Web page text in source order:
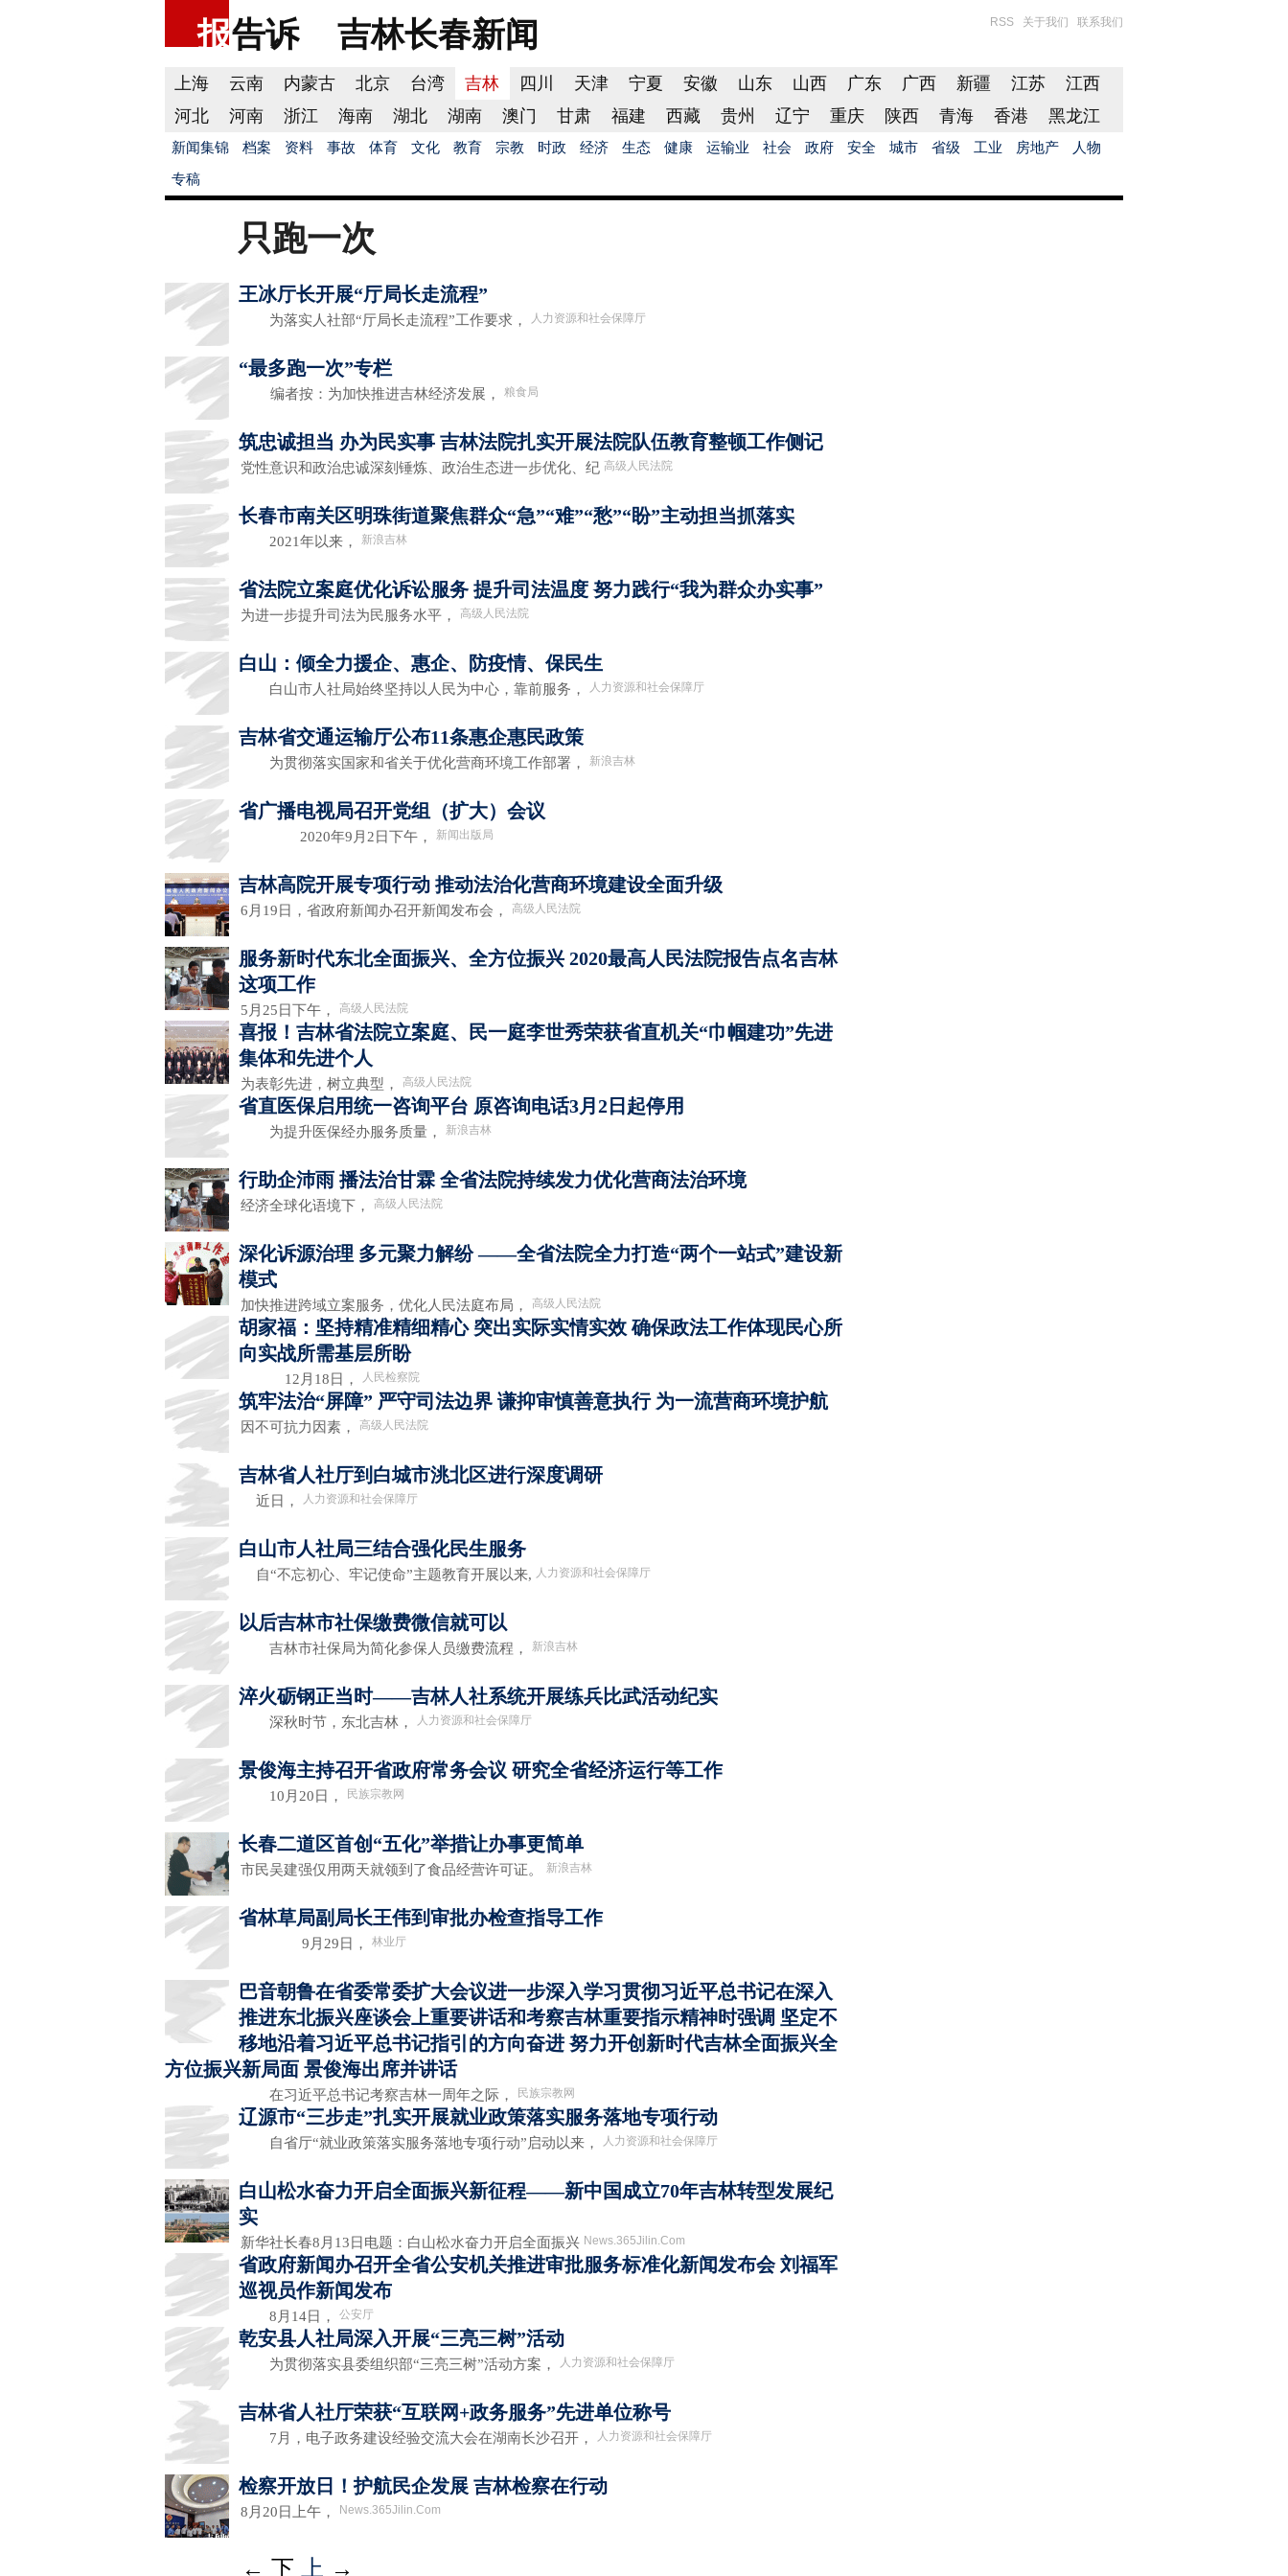
报告诉 吉林长春新闻 RSS 关于我们 联系我们
上海 云南 内蒙古 北京 台湾 吉林 四川 天津 宁夏 安徽 山东 山西 广东 广西 新疆 江苏
江西
河北
河南 浙江 海南 湖北 湖南 澳门 甘肃 福建 西藏 贵州 辽宁 重庆 陕西 青海 香港 黑龙江
新闻集锦 档案 资料 事故 体育 文化 教育 宗教 时政 经济 生态 健康 运输业 社会 政府 安全 城市 省级 工业 房地产 人物
专稿
只跑一次
王冰厅长开展“厅局长走流程”
为落实人社部“厅局长走流程”工作要求， 人力资源和社会保障厅
“最多跑一次”专栏
编者按：为加快推进吉林经济发展， 粮食局
筑忠诚担当 办为民实事 吉林法院扎实开展法院队伍教育整顿工作侧记
党性意识和政治忠诚深刻锤炼、政治生态进一步优化、纪 高级人民法院
长春市南关区明珠街道聚焦群众“急”“难”“愁”“盼”主动担当抓落实
2021年以来， 新浪吉林
省法院立案庭优化诉讼服务 提升司法温度 努力践行“我为群众办实事”
为进一步提升司法为民服务水平， 高级人民法院
白山：倾全力援企、惠企、防疫情、保民生
白山市人社局始终坚持以人民为中心，靠前服务， 人力资源和社会保障厅
吉林省交通运输厅公布11条惠企惠民政策
为贯彻落实国家和省关于优化营商环境工作部署， 新浪吉林
省广播电视局召开党组（扩大）会议
2020年9月2日下午， 新闻出版局
吉林高院开展专项行动 推动法治化营商环境建设全面升级
6月19日，省政府新闻办召开新闻发布会， 高级人民法院
服务新时代东北全面振兴、全方位振兴 2020最高人民法院报告点名吉林
这项工作
5月25日下午， 高级人民法院
喜报！吉林省法院立案庭、民一庭李世秀荣获省直机关“巾帼建功”先进
集体和先进个人
为表彰先进，树立典型， 高级人民法院
省直医保启用统一咨询平台 原咨询电话3月2日起停用
为提升医保经办服务质量， 新浪吉林
行助企沛雨 播法治甘霖 全省法院持续发力优化营商法治环境
经济全球化语境下， 高级人民法院
深化诉源治理 多元聚力解纷 ——全省法院全力打造“两个一站式”建设新
模式
加快推进跨域立案服务，优化人民法庭布局， 高级人民法院
胡家福：坚持精准精细精心 突出实际实情实效 确保政法工作体现民心所
向实战所需基层所盼
12月18日， 人民检察院
筑牢法治“屏障” 严守司法边界 谦抑审慎善意执行 为一流营商环境护航
因不可抗力因素， 高级人民法院
吉林省人社厅到白城市洮北区进行深度调研
近日， 人力资源和社会保障厅
白山市人社局三结合强化民生服务
自“不忘初心、牢记使命”主题教育开展以来, 人力资源和社会保障厅
以后吉林市社保缴费微信就可以
吉林市社保局为简化参保人员缴费流程， 新浪吉林
淬火砺钢正当时——吉林人社系统开展练兵比武活动纪实
深秋时节，东北吉林， 人力资源和社会保障厅
景俊海主持召开省政府常务会议 研究全省经济运行等工作
10月20日， 民族宗教网
长春二道区首创“五化”举措让办事更简单
市民吴建强仅用两天就领到了食品经营许可证。 新浪吉林
省林草局副局长王伟到审批办检查指导工作
9月29日， 林业厅
巴音朝鲁在省委常委扩大会议进一步深入学习贯彻习近平总书记在深入
推进东北振兴座谈会上重要讲话和考察吉林重要指示精神时强调 坚定不
移地沿着习近平总书记指引的方向奋进 努力开创新时代吉林全面振兴全
方位振兴新局面 景俊海出席并讲话
在习近平总书记考察吉林一周年之际， 民族宗教网
辽源市“三步走”扎实开展就业政策落实服务落地专项行动
自省厅“就业政策落实服务落地专项行动”启动以来， 人力资源和社会保障厅
白山松水奋力开启全面振兴新征程——新中国成立70年吉林转型发展纪
实
新华社长春8月13日电题：白山松水奋力开启全面振兴 News.365Jilin.Com
省政府新闻办召开全省公安机关推进审批服务标准化新闻发布会 刘福军
巡视员作新闻发布
8月14日， 公安厅
乾安县人社局深入开展“三亮三树”活动
为贯彻落实县委组织部“三亮三树”活动方案， 人力资源和社会保障厅
吉林省人社厅荣获“互联网+政务服务”先进单位称号
7月，电子政务建设经验交流大会在湖南长沙召开， 人力资源和社会保障厅
检察开放日！护航民企发展 吉林检察在行动
8月20日上午， News.365Jilin.Com
← 下 上 →